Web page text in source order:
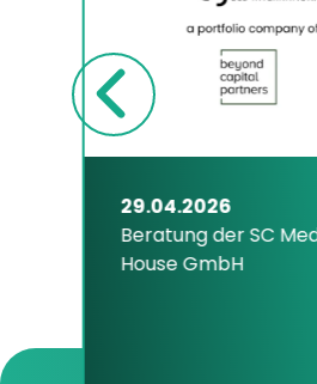
29.04.2026
Beratung der SC Media
House GmbH